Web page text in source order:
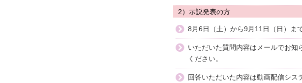
2）示説発表の方
8月6日（土）から9月11日（日）ま
いただいた質問内容はメールでお
ください。
回答いただいた内容は動画配信シス